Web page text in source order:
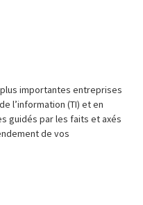
importantes entreprises
l’information (TI) et en
guidés par les faits et axés
de vos